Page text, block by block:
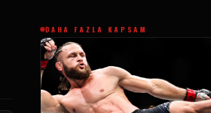
DAHA FAZLA KAPSAM